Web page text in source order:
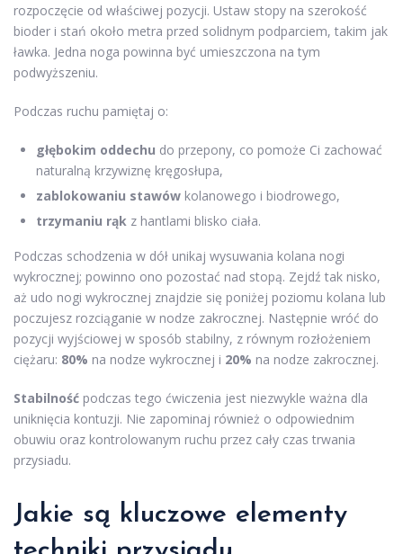
rozpoczęcie od właściwej pozycji. Ustaw stopy na szerokość
bioder i stań około metra przed solidnym podparciem, takim jak
ławka. Jedna noga powinna być umieszczona na tym
podwyższeniu.
Podczas ruchu pamiętaj o:
głębokim oddechu do przepony, co pomoże Ci zachować
naturalną krzywiznę kręgosłupa,
zablokowaniu stawów kolanowego i biodrowego,
trzymaniu rąk z hantlami blisko ciała.
Podczas schodzenia w dół unikaj wysuwania kolana nogi
wykrocznej; powinno ono pozostać nad stopą. Zejdź tak nisko,
aż udo nogi wykrocznej znajdzie się poniżej poziomu kolana lub
poczujesz rozciąganie w nodze zakrocznej. Następnie wróć do
pozycji wyjściowej w sposób stabilny, z równym rozłożeniem
ciężaru: 80% na nodze wykrocznej i 20% na nodze zakrocznej.
Stabilność podczas tego ćwiczenia jest niezwykle ważna dla
uniknięcia kontuzji. Nie zapominaj również o odpowiednim
obuwiu oraz kontrolowanym ruchu przez cały czas trwania
przysiadu.
Jakie są kluczowe elementy